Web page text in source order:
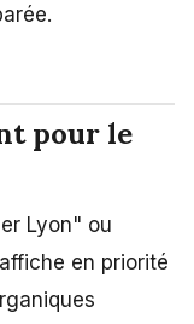
pour le
Lyon" ou
en priorité